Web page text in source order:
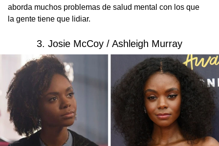
aborda muchos problemas de salud mental con los que
la gente tiene que lidiar.
3. Josie McCoy / Ashleigh Murray